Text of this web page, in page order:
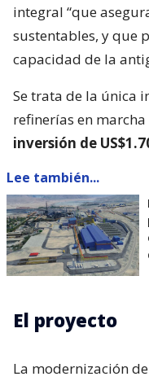
integral “que
sustentables, y que
capacidad de la
Se trata de la única
refinerías en
inversión de
Lee también...
El proyecto
La modernización